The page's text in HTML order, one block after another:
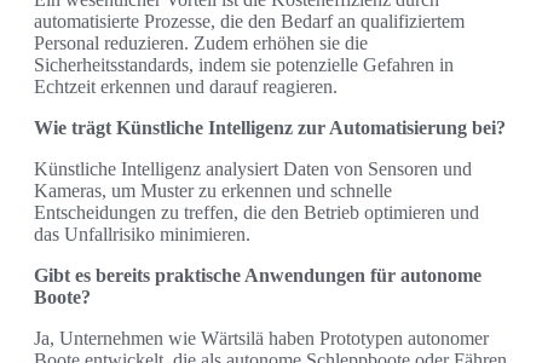
automatisierte Prozesse, die den Bedarf an qualifiziertem
Personal reduzieren. Zudem erhöhen sie die
Sicherheitsstandards, indem sie potenzielle Gefahren in
Echtzeit erkennen und darauf reagieren.
Wie trägt Künstliche Intelligenz zur Automatisierung bei?
Künstliche Intelligenz analysiert Daten von Sensoren und
Kameras, um Muster zu erkennen und schnelle
Entscheidungen zu treffen, die den Betrieb optimieren und
das Unfallrisiko minimieren.
Gibt es bereits praktische Anwendungen für autonome
Boote?
Ja, Unternehmen wie Wärtsilä haben Prototypen autonomer